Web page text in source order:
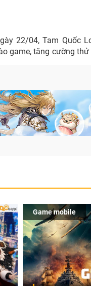
22/04, Tam Quốc
game, tăng cường thử
Game mobile